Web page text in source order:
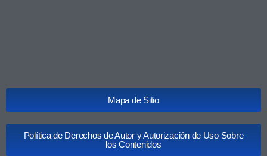
Mapa de Sitio
Política de Derechos de Autor y Autorización de Uso Sobre
los Contenidos